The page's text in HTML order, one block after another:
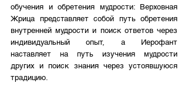
обучения и обретения мудрости: Верховная
Жрица представляет собой путь обретения
внутренней мудрости и поиск ответов через
индивидуальный опыт, а Иерофант
наставляет на путь изучения мудрости
других и поиск знания через устоявшуюся
традицию.